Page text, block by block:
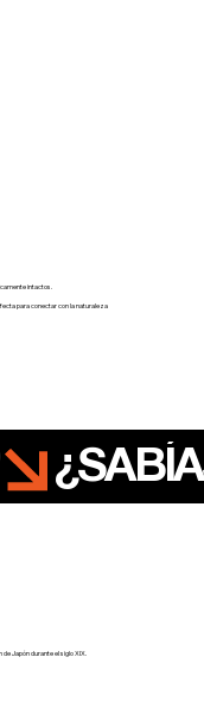
intactos.
para conectar con la naturaleza
Japón durante el siglo XIX.